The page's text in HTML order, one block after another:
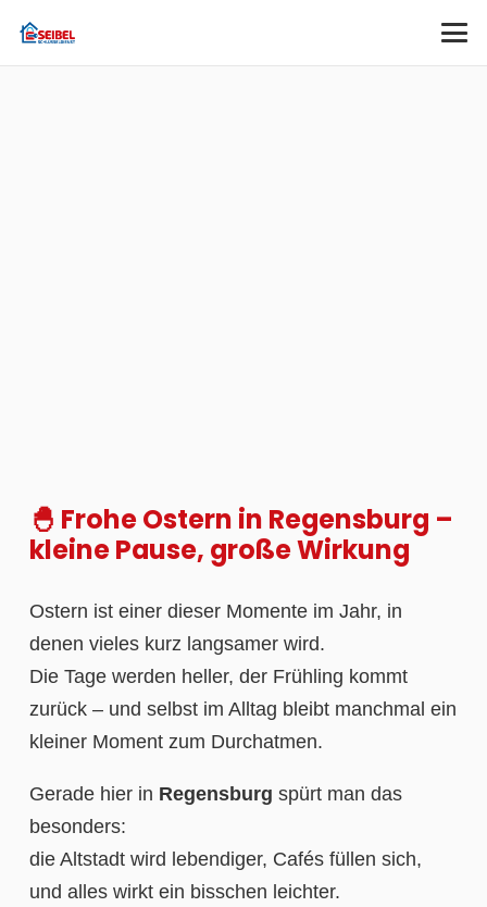
🐣 Frohe Ostern in Regensburg –
kleine Pause, große Wirkung
Ostern ist einer dieser Momente im Jahr, in
denen vieles kurz langsamer wird.
Die Tage werden heller, der Frühling kommt
zurück – und selbst im Alltag bleibt manchmal ein
kleiner Moment zum Durchatmen.
Gerade hier in Regensburg spürt man das
besonders:
die Altstadt wird lebendiger, Cafés füllen sich,
und alles wirkt ein bisschen leichter.